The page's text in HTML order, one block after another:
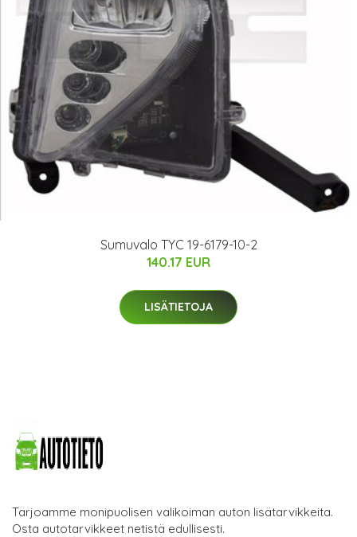
Sumuvalo TYC 19-6179-10-2
140.17 EUR
LISÄTIETOJA
Tarjoamme monipuolisen valikoiman auton lisätarvikkeita.
Osta autotarvikkeet netistä edullisesti.